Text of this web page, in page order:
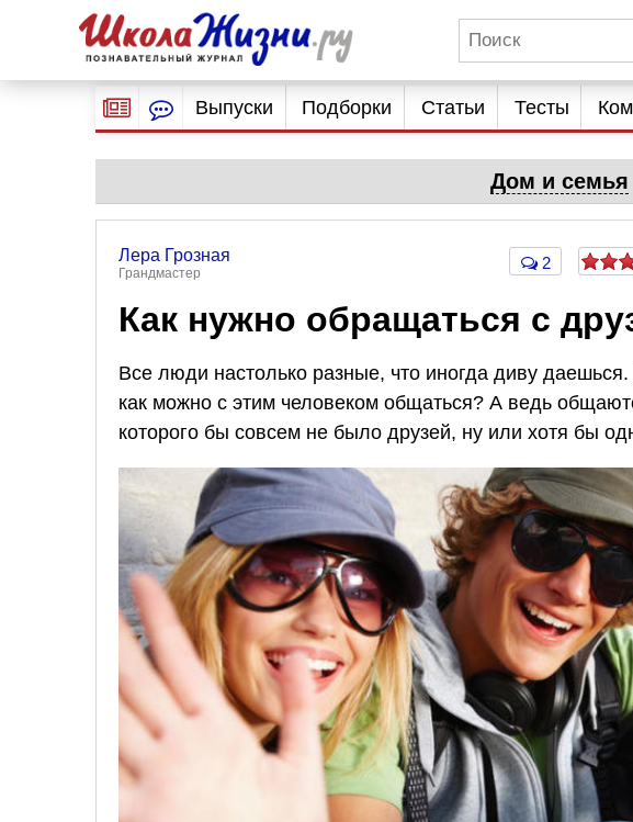
Выпуски Подборки Статьи Тесты
Дом и семья
Лера Грозная
Грандмастер
2
Как нужно обращаться с
Все люди настолько разные, что иногда диву
как можно с этим человеком общаться? А ведь
которого бы совсем не было друзей, ну или хотя бы